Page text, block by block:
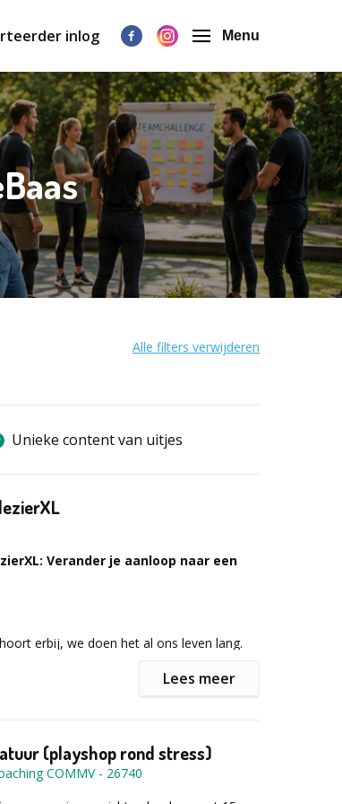
inlog Menu
Alle filters verwijderen
Unieke content van uitjes
Verander je aanloop naar een
erbij, we doen het al ons leven lang.
uitdagingen of verkrampen van angst.
Lees meer
(playshop rond stress)
COMMV- 26740